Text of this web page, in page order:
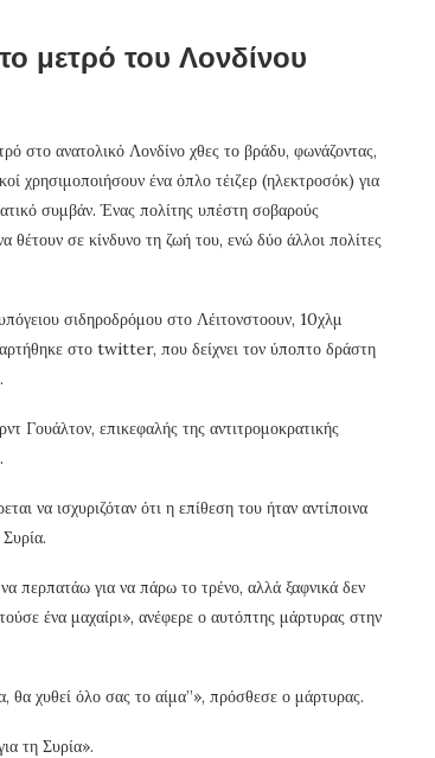
μετρό του Λονδίνου
στο ανατολικό Λονδίνο χθες το βράδυ, φωνάζοντας,
χρησιμοποιήσουν ένα όπλο τέιζερ (ηλεκτροσόκ) για
συμβάν. Ένας πολίτης υπέστη σοβαρούς
θέτουν σε κίνδυνο τη ζωή του, ενώ δύο άλλοι πολίτες
σιδηροδρόμου στο Λέιτονστοουν, 10χλμ
στο twitter, που δείχνει τον ύποπτο δράστη
Γουάλτον, επικεφαλής της αντιτρομοκρατικής
να ισχυριζόταν ότι η επίθεση του ήταν αντίποινα
περπατάω για να πάρω το τρένο, αλλά ξαφνικά δεν
ένα μαχαίρι», ανέφερε ο αυτόπτης μάρτυρας στην
θα χυθεί όλο σας το αίμα”», πρόσθεσε ο μάρτυρας.
τη Συρία».